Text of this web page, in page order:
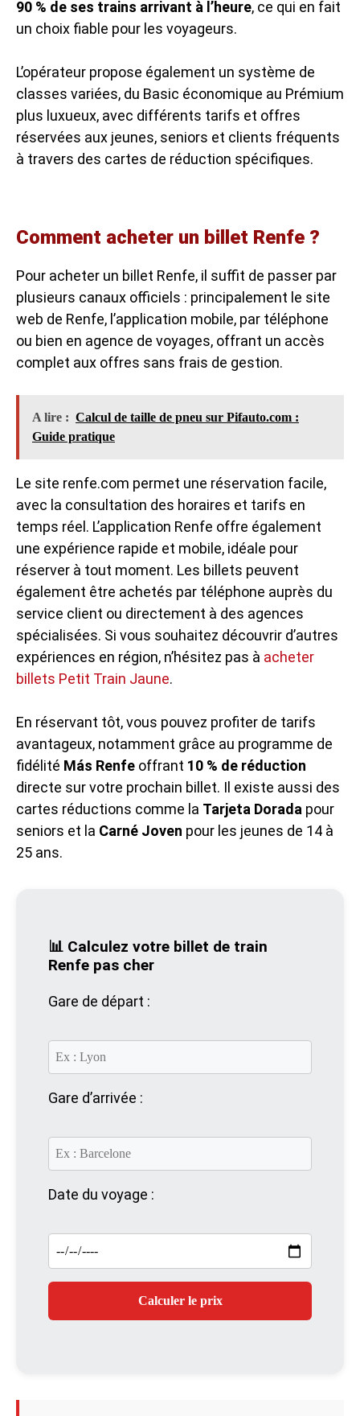
90 % de ses trains arrivant à l’heure, ce qui en fait
un choix fiable pour les voyageurs.
L’opérateur propose également un système de
classes variées, du Basic économique au Prémium
plus luxueux, avec différents tarifs et offres
réservées aux jeunes, seniors et clients fréquents
à travers des cartes de réduction spécifiques.
Comment acheter un billet Renfe ?
Pour acheter un billet Renfe, il suffit de passer par
plusieurs canaux officiels : principalement le site
web de Renfe, l’application mobile, par téléphone
ou bien en agence de voyages, offrant un accès
complet aux offres sans frais de gestion.
A lire : Calcul de taille de pneu sur Pifauto.com :
Guide pratique
Le site renfe.com permet une réservation facile,
avec la consultation des horaires et tarifs en
temps réel. L’application Renfe offre également
une expérience rapide et mobile, idéale pour
réserver à tout moment. Les billets peuvent
également être achetés par téléphone auprès du
service client ou directement à des agences
spécialisées. Si vous souhaitez découvrir d’autres
expériences en région, n’hésitez pas à acheter
billets Petit Train Jaune.
En réservant tôt, vous pouvez profiter de tarifs
avantageux, notamment grâce au programme de
fidélité Más Renfe offrant 10 % de réduction
directe sur votre prochain billet. Il existe aussi des
cartes réductions comme la Tarjeta Dorada pour
seniors et la Carné Joven pour les jeunes de 14 à
25 ans.
📊 Calculez votre billet de train
Renfe pas cher
Gare de départ :
Gare d’arrivée :
Date du voyage :
Calculer le prix